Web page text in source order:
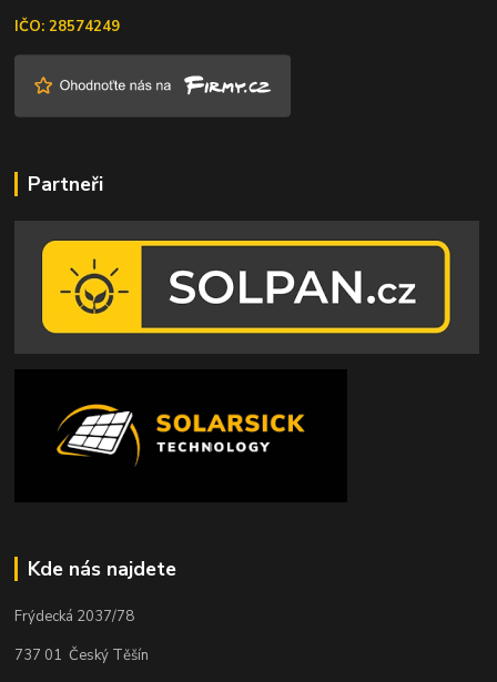
IČO: 28574249
Partneři
Kde nás najdete
Frýdecká 2037/78
737 01 Český Těšín